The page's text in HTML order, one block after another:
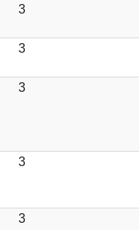
3
3
3
3
3